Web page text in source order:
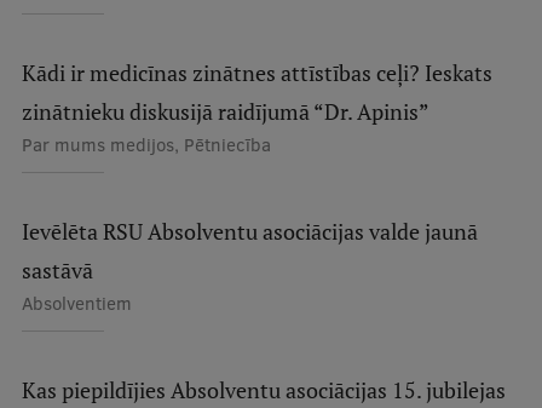
Ģerbonis
Projekti
Reitingi
Studiju un vides pieejamība
Suvenīri un grāmatas
Kādi ir medicīnas zinātnes attīstības ceļi? Ieskats
zinātnieku diskusijā raidījumā “Dr. Apinis”
Par mums medijos, Pētniecība
Ievēlēta RSU Absolventu asociācijas valde jaunā
sastāvā
Absolventiem
Kas piepildījies Absolventu asociācijas 15. jubilejas